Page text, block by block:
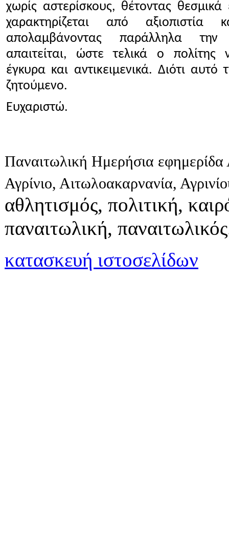
χωρίς αστερίσκους, θέτοντας
χαρακτηρίζεται από αξιοπιστία
απολαμβάνοντας παράλληλα
απαιτείται, ώστε τελικά ο πολίτης
έγκυρα και αντικειμενικά. Διότι αυτό
ζητούμενο.
Ευχαριστώ.
Παναιτωλική Ημερήσια εφημερίδα
Αγρίνιο, Αιτωλοακαρνανία,
αθλητισμός, πολιτική,
παναιτωλική,
κατασκευή ιστοσελίδων